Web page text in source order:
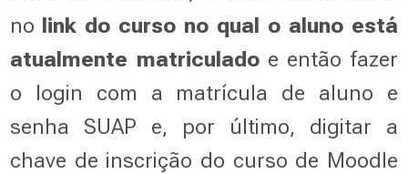
no link do curso no qual o aluno está
atualmente matriculado e então fazer
o login com a matrícula de aluno e
senha SUAP e, por último, digitar a
chave de inscrição do curso de Moodle